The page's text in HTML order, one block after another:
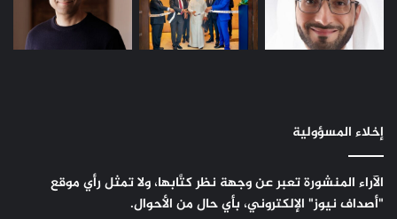
إخلاء المسؤولية
الآراء المنشورة تعبر عن وجهة نظر كتَّابها، ولا تمثل رأي موقع
"أصداف نيوز" الإلكتروني، بأي حال من الأحوال.